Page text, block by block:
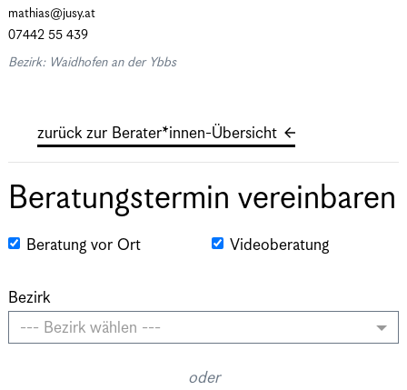
mathias@jusy.at
07442 55 439
Bezirk: Waidhofen an der Ybbs
zurück zur Berater*innen-Übersicht
Beratungstermin vereinbaren
Beratung vor Ort Videoberatung
Bezirk
--- Bezirk wählen ---
oder